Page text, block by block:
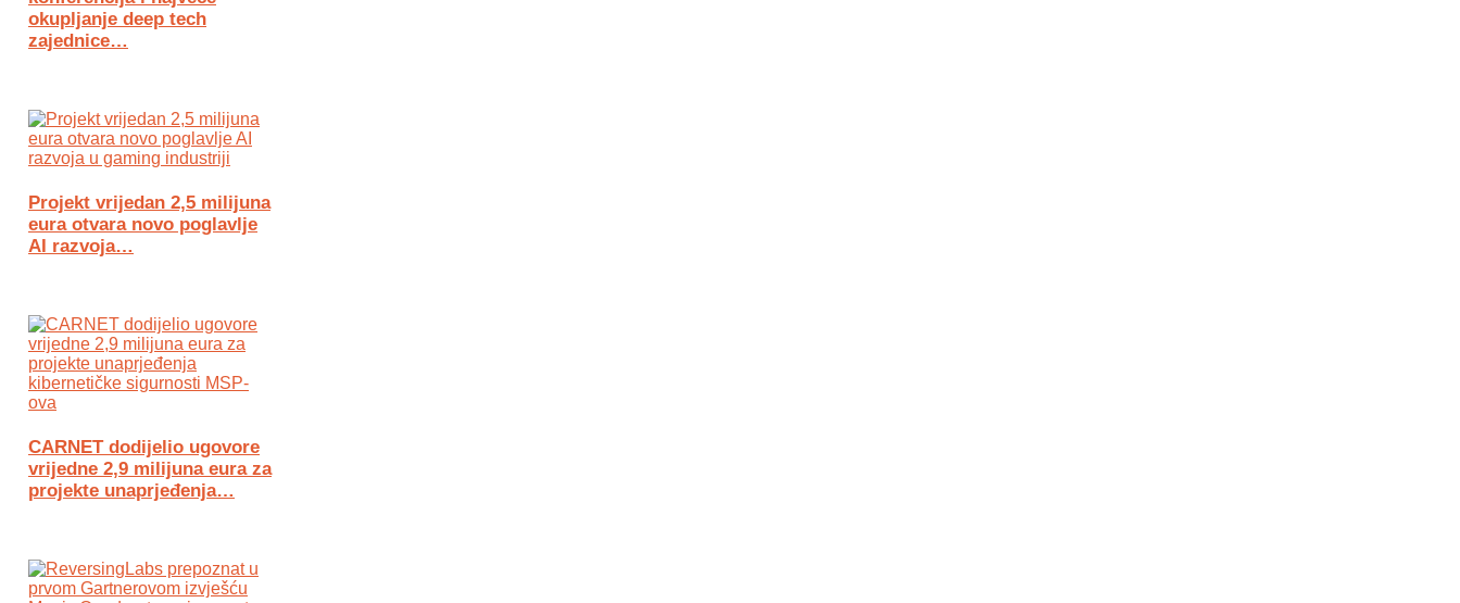
okupljanje deep tech
zajednice…
Projekt vrijedan 2,5 milijuna
eura otvara novo poglavlje
AI razvoja…
CARNET dodijelio ugovore
vrijedne 2,9 milijuna eura za
projekte unaprjeđenja…